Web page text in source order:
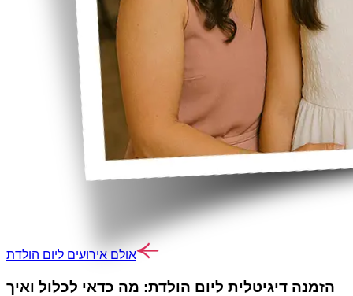
אולם אירועים ליום הולדת
הזמנה דיגיטלית ליום הולדת: מה כדאי לכלול ואיך